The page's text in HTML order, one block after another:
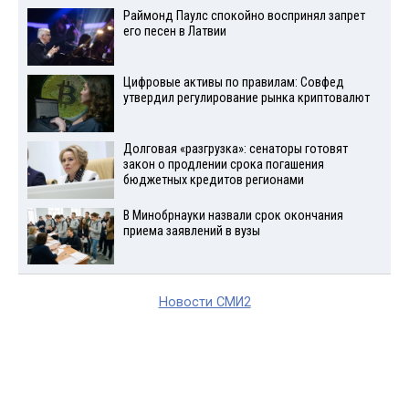
Раймонд Паулс спокойно воспринял запрет
его песен в Латвии
Цифровые активы по правилам: Совфед
утвердил регулирование рынка криптовалют
Долговая «разгрузка»: сенаторы готовят
закон о продлении срока погашения
бюджетных кредитов регионами
В Минобрнауки назвали срок окончания
приема заявлений в вузы
Новости СМИ2